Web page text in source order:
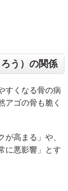
う）の関係
すくなる骨の病
アゴの骨も脆く
が高まる」や、
に悪影響」とす